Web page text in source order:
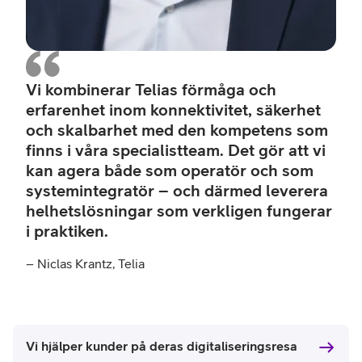
Vi kombinerar Telias förmåga och
erfarenhet inom konnektivitet, säkerhet
och skalbarhet med den kompetens som
finns i våra specialistteam. Det gör att vi
kan agera både som operatör och som
systemintegratör – och därmed leverera
helhetslösningar som verkligen fungerar
i praktiken.
– Niclas Krantz, Telia
Vi hjälper kunder på deras digitaliseringsresa